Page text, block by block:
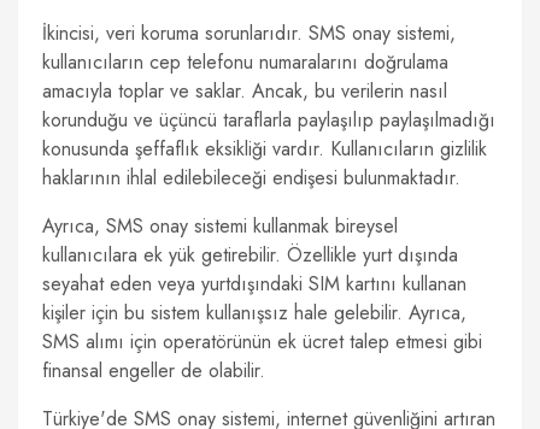
İkincisi, veri koruma sorunlarıdır. SMS onay sistemi,
kullanıcıların cep telefonu numaralarını doğrulama
amacıyla toplar ve saklar. Ancak, bu verilerin nasıl
korunduğu ve üçüncü taraflarla paylaşılıp paylaşılmadığı
konusunda şeffaflık eksikliği vardır. Kullanıcıların gizlilik
haklarının ihlal edilebileceği endişesi bulunmaktadır.
Ayrıca, SMS onay sistemi kullanmak bireysel
kullanıcılara ek yük getirebilir. Özellikle yurt dışında
seyahat eden veya yurtdışındaki SIM kartını kullanan
kişiler için bu sistem kullanışsız hale gelebilir. Ayrıca,
SMS alımı için operatörünün ek ücret talep etmesi gibi
finansal engeller de olabilir.
Türkiye'de SMS onay sistemi, internet güvenliğini artıran